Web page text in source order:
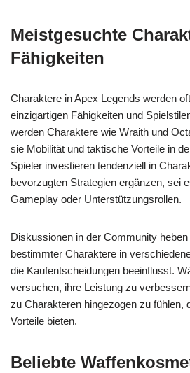
Meistgesuchte
Fähigkeiten
Charaktere in Apex Legends werden
einzigartigen Fähigkeiten und
werden Charaktere wie Wraith und
sie Mobilität und taktische Vorteile in
Spieler investieren tendenziell in
bevorzugten Strategien ergänzen, sei
Gameplay oder Unterstützungsrollen.
Diskussionen in der Community
bestimmter Charaktere in
die Kaufentscheidungen beeinflusst.
versuchen, ihre Leistung zu
zu Charakteren hingezogen zu fühlen,
Vorteile bieten.
Beliebte